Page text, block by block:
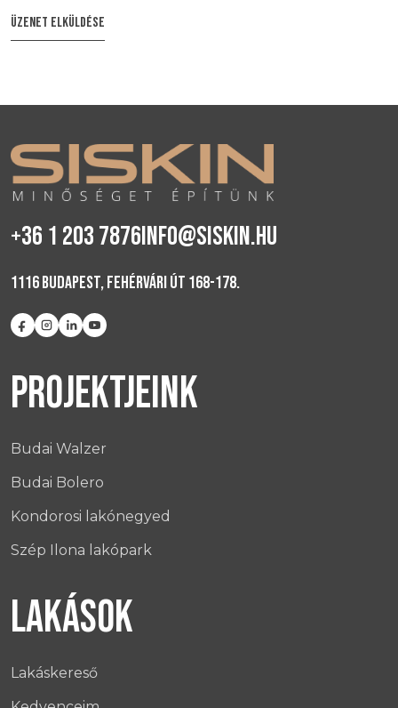
ÜZENET ELKÜLDÉSE
+36 1 203 7876INFO@SISKIN.HU
1116 BUDAPEST, FEHÉRVÁRI ÚT 168-178.
PROJEKTJEINK
Budai Walzer
Budai Bolero
Kondorosi lakónegyed
Szép Ilona lakópark
LAKÁSOK
Lakáskereső